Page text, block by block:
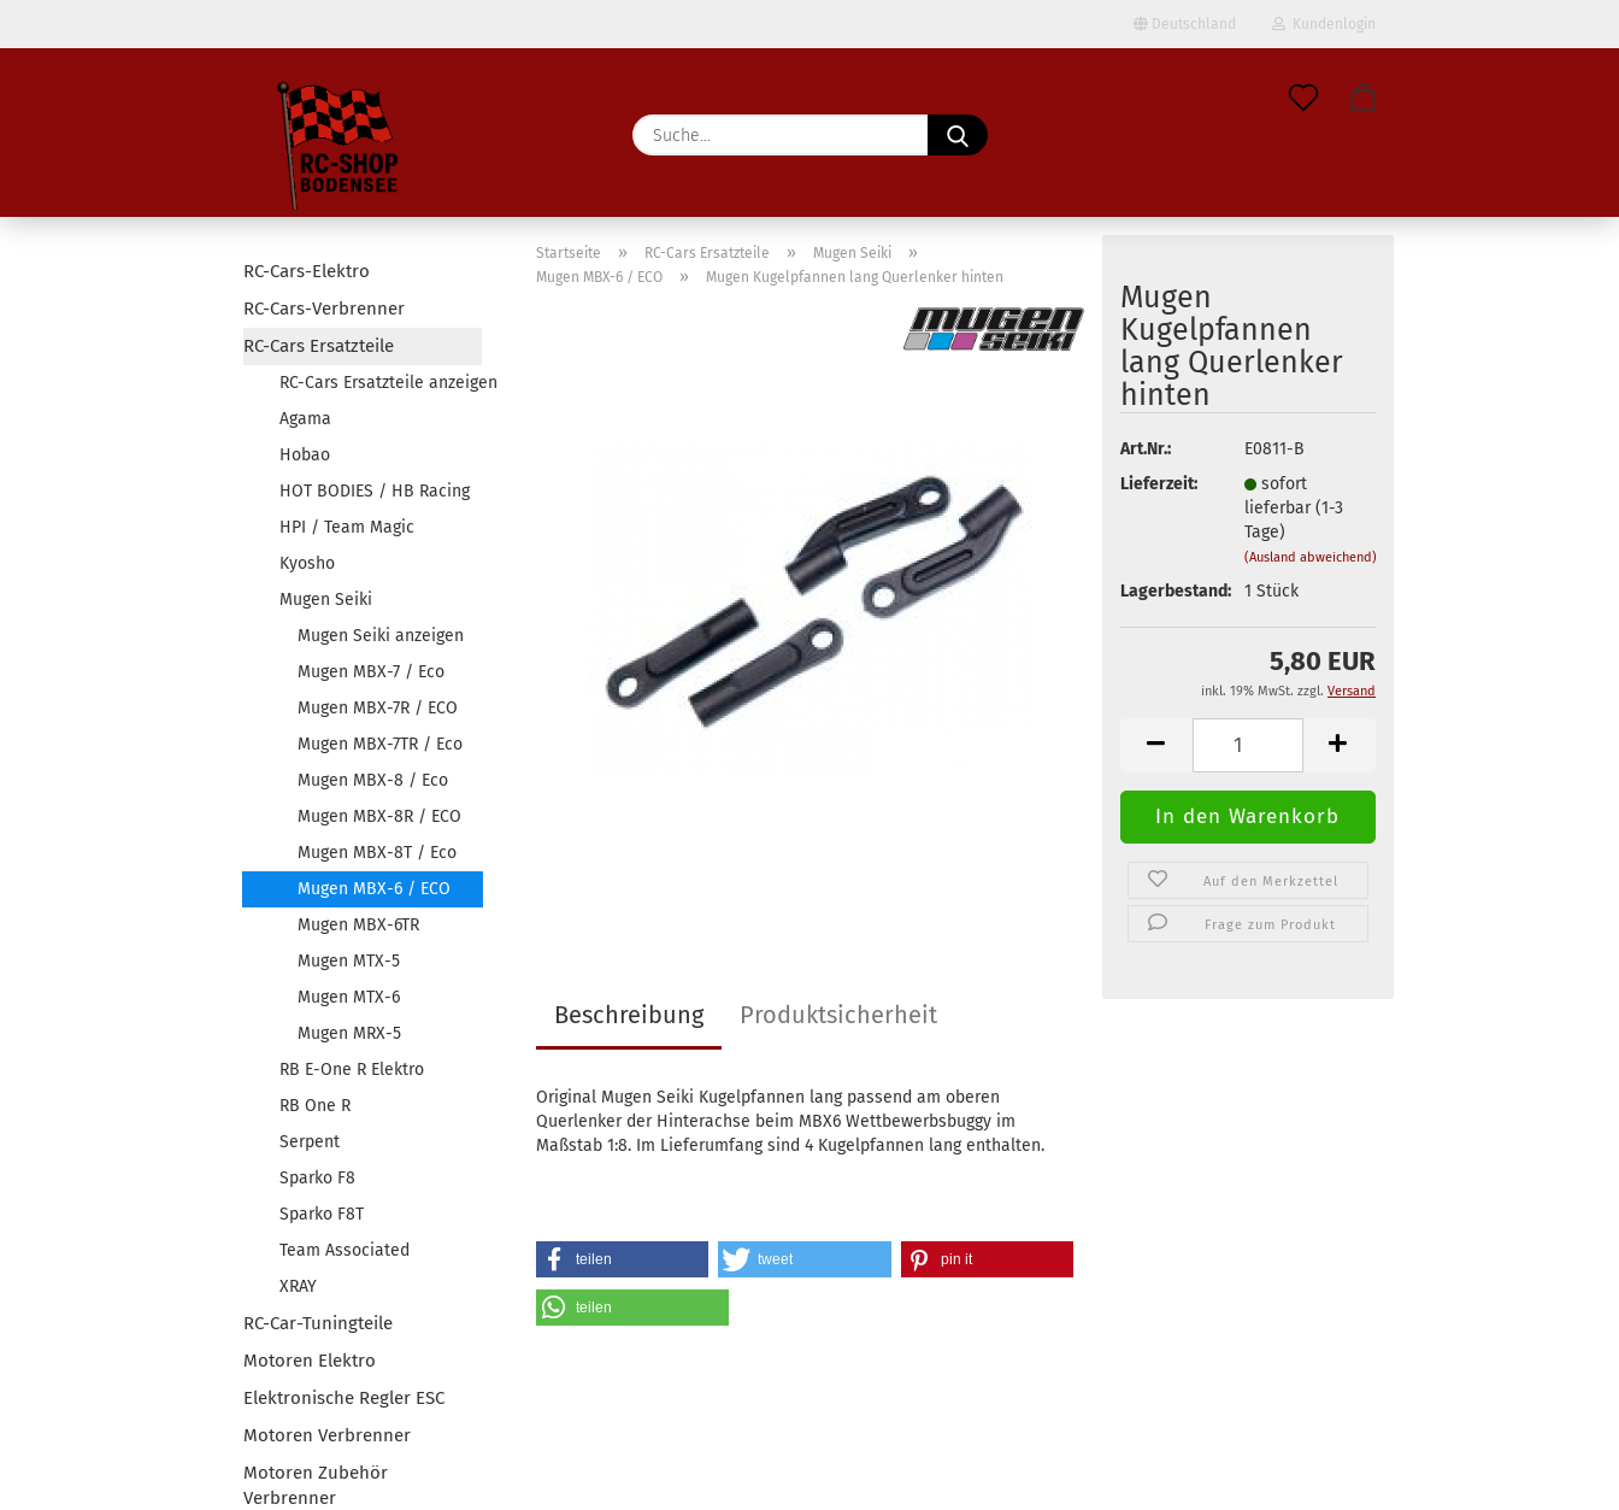
Deutschland Kundenlogin
Passwort
Konto erstellen
Passwort vergessen?
Suche...
Startseite » RC-Cars Ersatzteile » Mugen Seiki »
Mugen MBX-6 / ECO » Mugen Kugelpfannen lang Querlenker hinten
Mugen
Kugelpfannen
lang Querlenker
hinten
Art.Nr.:
E0811-B
Lieferzeit:
sofort
lieferbar (1-3
Tage)
(Ausland abweichend)
Lagerbestand: 1Stück
5,80 EUR
inkl. 19% MwSt. zzgl. Versand
Auf den Merkzettel
Frage zum Produkt
Beschreibung Produktsicherheit
Original Mugen Seiki Kugelpfannen lang passend am oberen
Querlenker der Hinterachse beim MBX6 Wettbewerbsbuggy im
Maßstab 1:8. Im Lieferumfang sind 4 Kugelpfannen lang enthalten.
teilen tweet pin it
teilen
RC-Cars-Elektro
RC-Cars-Verbrenner
RC-Cars Ersatzteile
RC-Cars Ersatzteile anzeigen
Agama
Hobao
HOT BODIES / HB Racing
HPI / Team Magic
Kyosho
Mugen Seiki
Mugen Seiki anzeigen
Mugen MBX-7 / Eco
Mugen MBX-7R / ECO
Mugen MBX-7TR / Eco
Mugen MBX-8 / Eco
Mugen MBX-8R / ECO
Mugen MBX-8T / Eco
Mugen MBX-6 / ECO
Mugen MBX-6TR
Mugen MTX-5
Mugen MTX-6
Mugen MRX-5
RB E-One R Elektro
RB One R
Serpent
Sparko F8
Sparko F8T
Team Associated
XRAY
RC-Car-Tuningteile
Motoren Elektro
Elektronische Regler ESC
Motoren Verbrenner
Motoren Zubehör
Verbrenner